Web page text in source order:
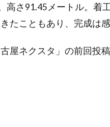
高さ91.45メートル。着
たこともあり、完成は
屋ネクスタ」の前回投